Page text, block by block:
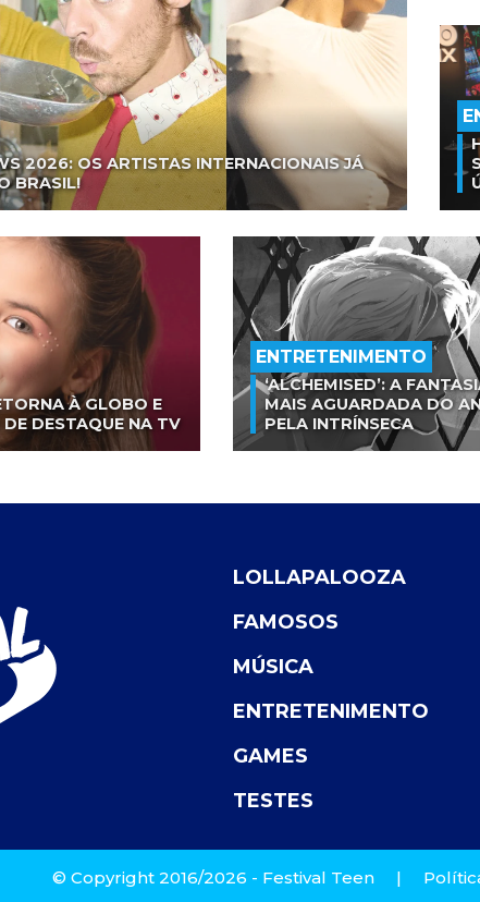
2026: OS ARTISTAS INTERNACIONAIS JÁ
BRASIL!
À GLOBO E
DESTAQUE NA TV
ENTRETENIMENTO
‘ALCHEMISED’: A
MAIS AGUARDADA DO
PELA INTRÍNSECA
LOLLAPALOOZA
FAMOSOS
MÚSICA
ENTRETENIMENTO
GAMES
TESTES
© Copyright 2016/2026 - Festival Teen |